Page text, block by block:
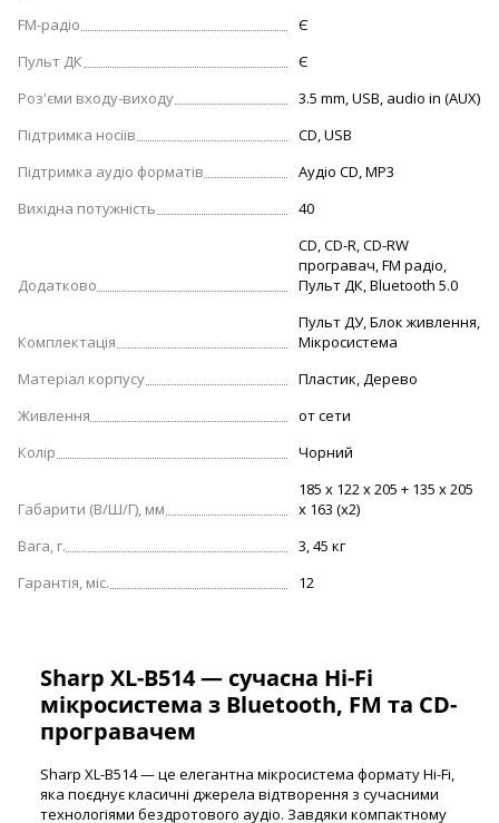
FM-радіо
Є
Пульт ДК
Є
Роз'єми входу-виходу
3.5 mm, USB, audio in (AUX)
Підтримка носіїв
CD, USB
Підтримка аудіо форматів
Аудіо CD, MP3
Вихідна потужність
40
Додатково
CD, CD-R, CD-RW
програвач, FM радіо,
Пульт ДК, Bluetooth 5.0
Комплектація
Пульт ДУ, Блок живлення,
Мікросистема
Матеріал корпусу
Пластик, Дерево
Живлення
от сети
Колір
Чорний
Габарити (В/Ш/Г), мм
185 x 122 x 205 + 135 x 205
x 163 (x2)
Вага, г.
3, 45 кг
Гарантія, міс.
12
Sharp XL-B514 — сучасна Hi-Fi
мікросистема з Bluetooth, FM та CD-
програвачем
Sharp XL-B514 — це елегантна мікросистема формату Hi-Fi,
яка поєднує класичні джерела відтворення з сучасними
технологіями бездротового аудіо. Завдяки компактному